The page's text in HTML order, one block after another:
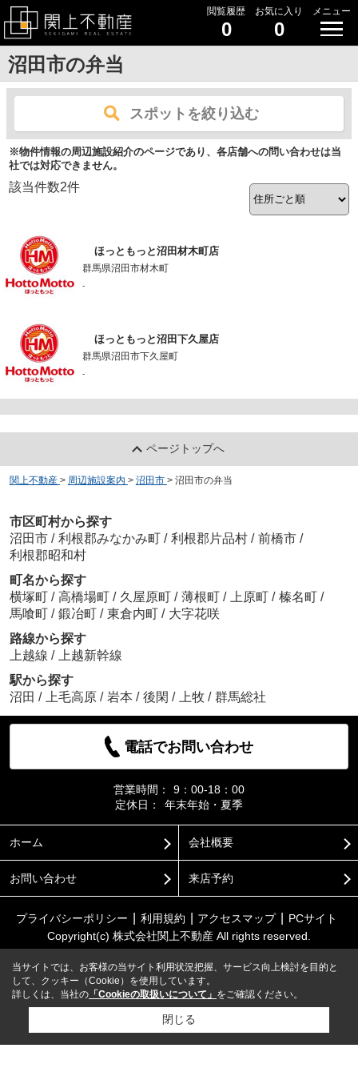
閲覧履歴
0
お気に入り
0
メニュー
沼田市の弁当
スポットを絞り込む
※物件情報の周辺施設紹介のページであり、各店舗への問い合わせは当
社では対応できません。
該当件数2件
ほっともっと沼田材木町店
群馬県沼田市材木町
-
ほっともっと沼田下久屋店
群馬県沼田市下久屋町
-
ページトップへ
関上不動産 > 周辺施設案内 > 沼田市 > 沼田市の弁当
市区町村から探す
沼田市 / 利根郡みなかみ町 / 利根郡片品村 / 前橋市 /
利根郡昭和村
町名から探す
横塚町 / 高橋場町 / 久屋原町 / 薄根町 / 上原町 / 榛名町 /
馬喰町 / 鍛冶町 / 東倉内町 / 大字花咲
路線から探す
上越線 /
上越新幹線
駅から探す
沼田 / 上毛高原 / 岩本 / 後閑 / 上牧 / 群馬総社
電話でお問い合わせ
営業時間：
9：00-18：00
定休日：
年末年始・夏季
ホーム 会社概要
お問い合わせ 来店予約
プライバシーポリシー 利用規約 アクセスマップ
PCサイト
Copyright(c) 株式会社関上不動産 All rights reserved.
当サイトでは、お客様の当サイト利用状況把握、サービス向上検討を目的と
して、クッキー（Cookie）を使用しています。
詳しくは、当社の 「Cookieの取扱いについて」 をご確認ください。
閉じる